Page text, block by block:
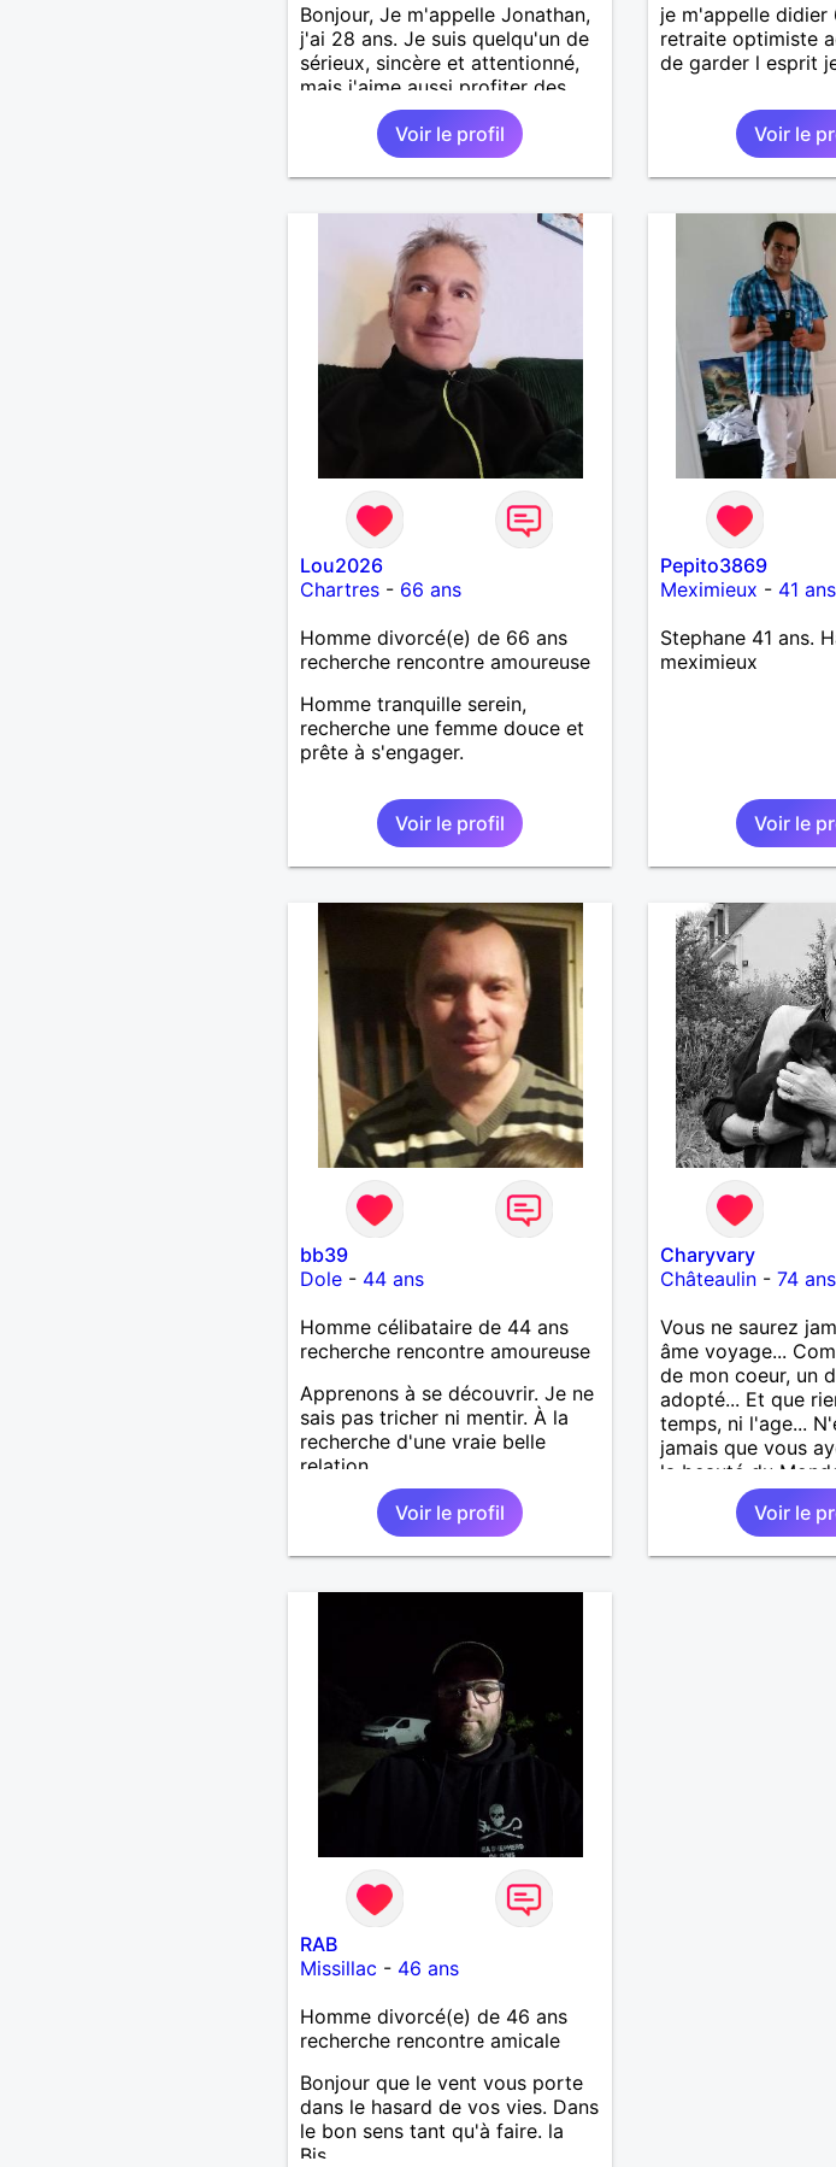
Bonjour, Je m'appelle Jonathan,
j'ai 28 ans. Je suis quelqu'un de
sérieux, sincère et attentionné,
mais j'aime aussi profiter des
bons moments de la vie avec
humour et simplicité. J'apprécie
les voyages, les découvertes,
les jeux vidéo et les moments
recherche d'une personne
authentique avec qui partager
de belles expériences,
construire une relation sérieuse
basée sur la confiance, le
respect et la complicité. Si tu
apprécies les conversations
sincères, les fous rires et les
personnes qui savent ce qu'elles
veulent, n'hésite pas à venir
discuter. Au plaisir de faire
connaissance !
Voir le profil
je m'appelle didier
retraite optimiste
de garder l esprit
Voir le
Lou2026
Chartres- 66 ans
Homme divorcé(e) de 66 ans
recherche rencontre amoureuse
Homme tranquille serein,
recherche une femme douce et
prête à s'engager.
Voir le profil
Pepito3869
Meximieux - 41 ans
Stephane 41 ans.
meximieux
Voir le
bb39
Dole- 44 ans
Homme célibataire de 44 ans
recherche rencontre amoureuse
Apprenons à se découvrir. Je ne
sais pas tricher ni mentir. À la
recherche d'une vraie belle
relation
Voir le profil
Charyvary
Châteaulin- 74 ans
Vous ne saurez
âme voyage...
de mon coeur, un
adopté... Et que
temps, ni l'age...
jamais que vous
la beauté du
visage... Vous ne
que j’emporte
Comme une lampe
Voir le
RAB
Missillac - 46 ans
Homme divorcé(e) de 46 ans
recherche rencontre amicale
Bonjour que le vent vous porte
dans le hasard de vos vies. Dans
le bon sens tant qu'à faire. la
Bis.